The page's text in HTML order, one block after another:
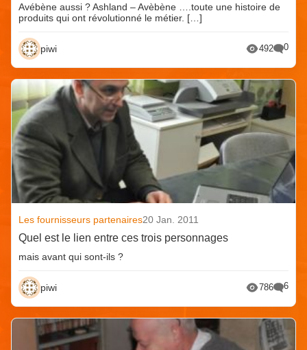
Avébène aussi ? Ashland – Avèbène ….toute une histoire de
produits qui ont révolutionné le métier. […]
piwi 492 0
Les fournisseurs partenaires20 Jan. 2011
Quel est le lien entre ces trois personnages
mais avant qui sont-ils ?
piwi 786 6